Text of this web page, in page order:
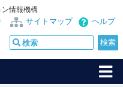
情報機構
ヘルプ
サイトマップ